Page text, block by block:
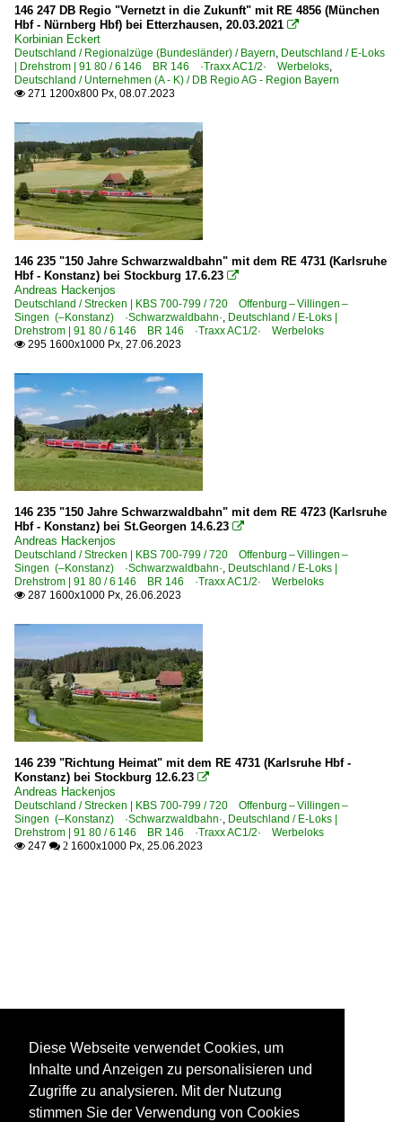
146 247 DB Regio "Vernetzt in die Zukunft" mit RE 4856 (München
Hbf - Nürnberg Hbf) bei Etterzhausen, 20.03.2021 
Korbinian Eckert
Deutschland / Regionalzüge (Bundesländer) / Bayern, Deutschland / E-Loks
| Drehstrom | 91 80 / 6 146 BR 146 ·Traxx AC1/2· Werbeloks,
Deutschland / Unternehmen (A - K) / DB Regio AG - Region Bayern
 271 1200x800 Px, 08.07.2023
146 235 "150 Jahre Schwarzwaldbahn" mit dem RE 4731 (Karlsruhe
Hbf - Konstanz) bei Stockburg 17.6.23 
Andreas Hackenjos
Deutschland / Strecken | KBS 700-799 / 720 Offenburg – Villingen –
Singen (–Konstanz) ·Schwarzwaldbahn·, Deutschland / E-Loks |
Drehstrom | 91 80 / 6 146 BR 146 ·Traxx AC1/2· Werbeloks
 295 1600x1000 Px, 27.06.2023
146 235 "150 Jahre Schwarzwaldbahn" mit dem RE 4723 (Karlsruhe
Hbf - Konstanz) bei St.Georgen 14.6.23 
Andreas Hackenjos
Deutschland / Strecken | KBS 700-799 / 720 Offenburg – Villingen –
Singen (–Konstanz) ·Schwarzwaldbahn·, Deutschland / E-Loks |
Drehstrom | 91 80 / 6 146 BR 146 ·Traxx AC1/2· Werbeloks
 287 1600x1000 Px, 26.06.2023
146 239 "Richtung Heimat" mit dem RE 4731 (Karlsruhe Hbf -
Konstanz) bei Stockburg 12.6.23 
Andreas Hackenjos
Deutschland / Strecken | KBS 700-799 / 720 Offenburg – Villingen –
Singen (–Konstanz) ·Schwarzwaldbahn·, Deutschland / E-Loks |
Drehstrom | 91 80 / 6 146 BR 146 ·Traxx AC1/2· Werbeloks
 247  2 1600x1000 Px, 25.06.2023
Diese Webseite verwendet Cookies, um
Inhalte und Anzeigen zu personalisieren und
Zugriffe zu analysieren. Mit der Nutzung
stimmen Sie der Verwendung von Cookies